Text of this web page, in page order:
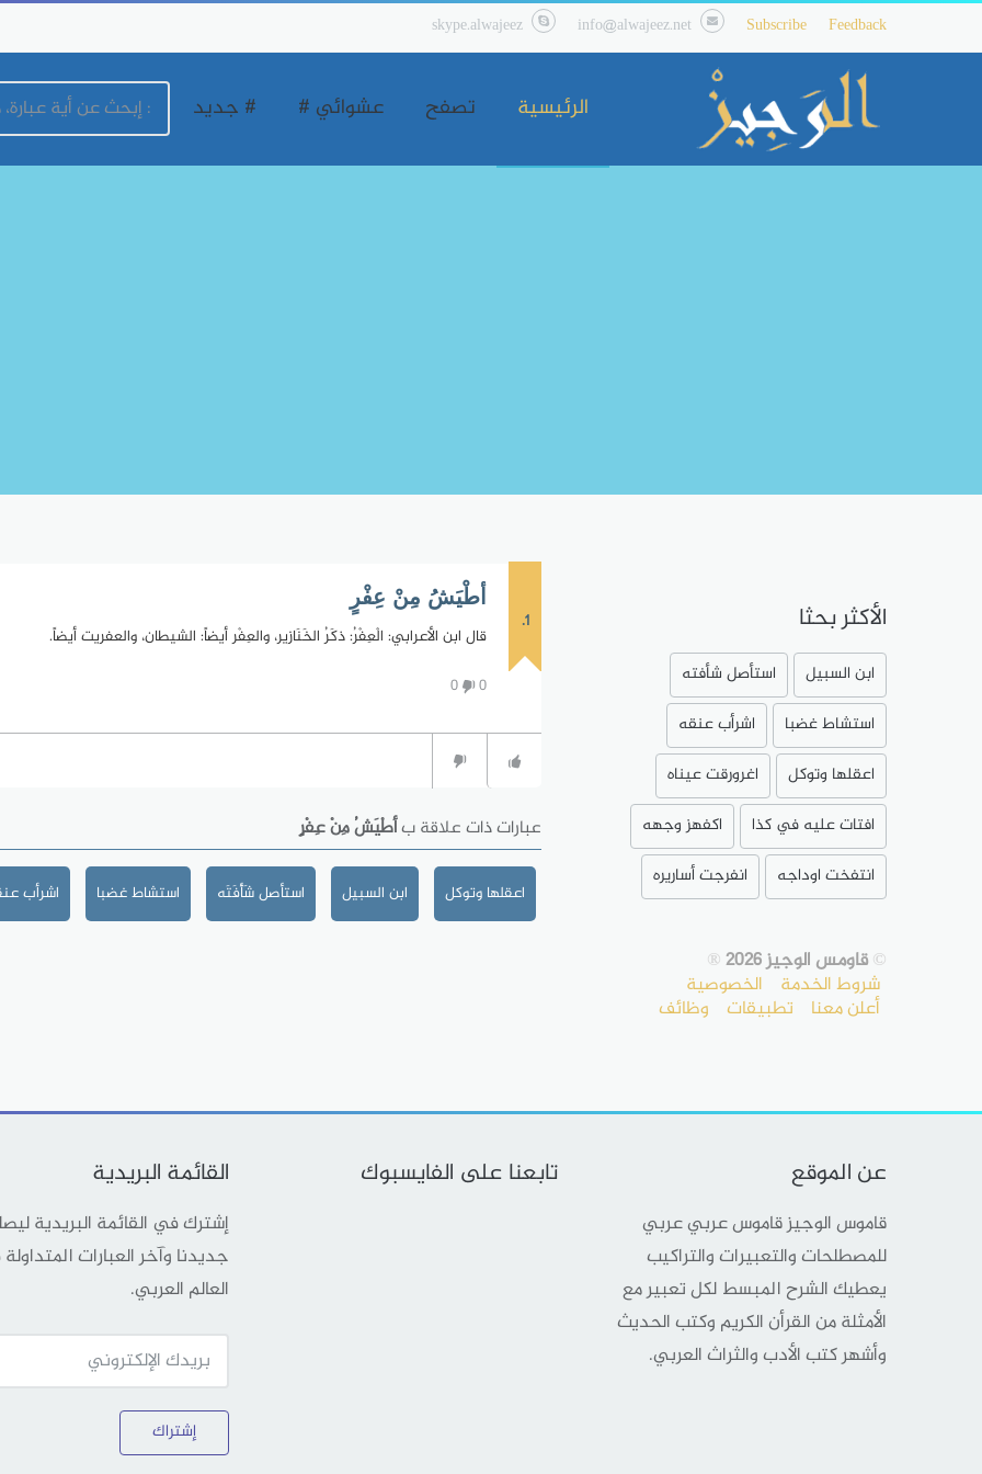
Feedback
Subscribe
info@alwajeez.net
skype.alwajeez
الرئيسية تصفح عشوائي # # جديد
1.
أطْيَشُ مِنْ عِفْرٍ
قال ابن الأعرابي: الْعِفْرُ: ذكَرُ الخَنَازير، والعِفْر أيضاً: الشيطان، والعفريت أيضاً.
0
0
عبارات ذات علاقة بأطْيَشُ مِنْ عِفْرٍ
اعقلها وتوكل ابن السبيل استأصل شَأْفَتَه استشاط غضبا اشرأب
الأكثر بحثا
ابن السبيل
استأصل شأفته
استشاط غضبا
اشرأب عنقه
اعقلها وتوكل
اغرورقت عيناه
افتات عليه في كذا
اكفهز وجهه
انتفخت اوداجه
انفرجت أساريره
©قاومس الوجيز 2026 ®
شروط الخدمة الخصوصية
أعلن معنا تطبيقات وظائف
عن الموقع
قاموس الوجيز قاموس عربي عربي
للمصطلحات والتعبيرات والتراكيب
يعطيك الشرح المبسط لكل تعبير مع
الأمثلة من القرأن الكريم وكتب الحديث
وأشهر كتب الأدب والثراث العربي.
تابعنا على الفايسبوك القائمة البريدية
إشترك في القائمة البريدية
جديدنا وآخر العبارات
العالم العربي.
إشتراك